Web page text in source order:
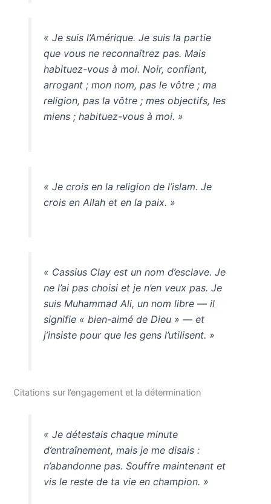
« Je suis l’Amérique. Je suis la partie
que vous ne reconnaîtrez pas. Mais
habituez-vous à moi. Noir, confiant,
arrogant ; mon nom, pas le vôtre ; ma
religion, pas la vôtre ; mes objectifs, les
miens ; habituez-vous à moi. »
« Je crois en la religion de l’islam. Je
crois en Allah et en la paix. »
« Cassius Clay est un nom d’esclave. Je
ne l’ai pas choisi et je n’en veux pas. Je
suis Muhammad Ali, un nom libre — il
signifie « bien-aimé de Dieu » — et
j’insiste pour que les gens l’utilisent. »
Citations sur l’engagement et la détermination
« Je détestais chaque minute
d’entraînement, mais je me disais :
n’abandonne pas. Souffre maintenant et
vis le reste de ta vie en champion. »